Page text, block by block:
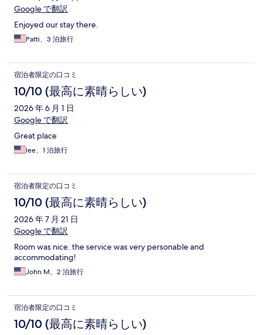
Google で翻訳
Enjoyed our stay there.
Patti、3 泊旅行
宿泊者限定の口コミ
10/10 (最高に素晴らしい)
2026 年 6 月 1 日
Google で翻訳
Great place
lee、1 泊旅行
宿泊者限定の口コミ
10/10 (最高に素晴らしい)
2026 年 7 月 21 日
Google で翻訳
Room was nice. the service was very personable and
accommodating!
John M、2 泊旅行
宿泊者限定の口コミ
10/10 (最高に素晴らしい)